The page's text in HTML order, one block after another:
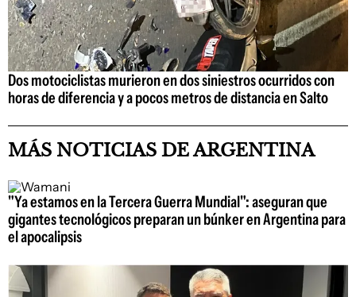
Dos motociclistas murieron en dos siniestros ocurridos con
horas de diferencia y a pocos metros de distancia en Salto
MÁS NOTICIAS DE ARGENTINA
"Ya estamos en la Tercera Guerra Mundial": aseguran que
gigantes tecnológicos preparan un búnker en Argentina para
el apocalipsis